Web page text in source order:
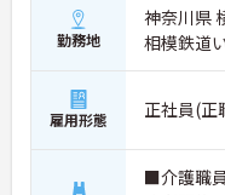
勤務地
神奈川県
相模鉄道
雇用形態 正社員(正
■介護職